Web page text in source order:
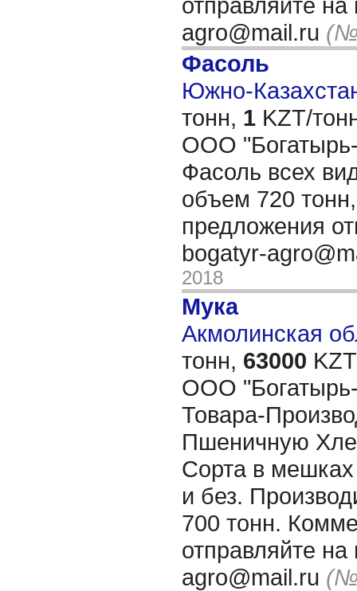
agro@mail.ru
Фасоль
Южно-
тонн, 1 KZT/
ООО "Богатырь-
Фасоль всех
объем 720
предложения
bogatyr-
2018
Мука
Акмолинская
тонн, 63000
OОО
Товара-
Пшеничную
Сорта в мешках
и без.
700 тонн.
отправляйте
agro@mail.ru